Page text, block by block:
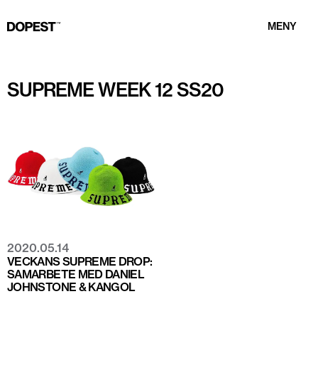
MENY
SUPREME WEEK 12 SS20
2020.05.14
VECKANS SUPREME DROP:
SAMARBETE MED DANIEL
JOHNSTONE & KANGOL